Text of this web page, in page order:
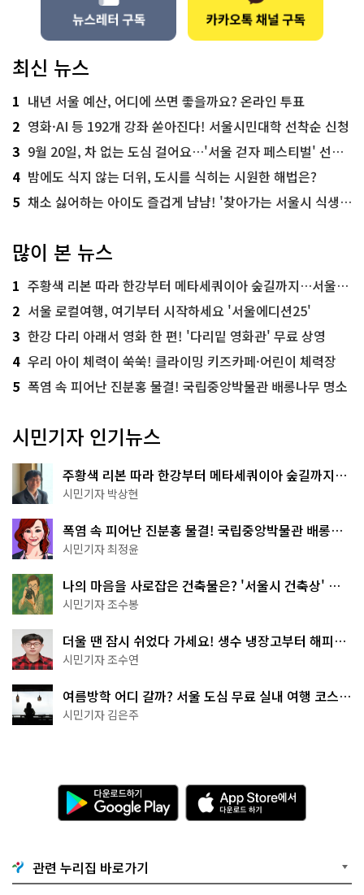
최신 뉴스
1 내년 서울 예산, 어디에 쓰면 좋을까요? 온라인 투표
2 영화·AI 등 192개 강좌 쏟아진다! 서울시민대학 선착순 신청
3 9월 20일, 차 없는 도심 걸어요…'서울 걷자 페스티벌' 선착순 5천명
4 밤에도 식지 않는 더위, 도시를 식히는 시원한 해법은?
5 채소 싫어하는 아이도 즐겁게 냠냠! '찾아가는 서울시 식생활 교육' 현장
많이 본 뉴스
1 주황색 리본 따라 한강부터 메타세쿼이아 숲길까지…서울둘레길 15코스
2 서울 로컬여행, 여기부터 시작하세요 '서울에디션25'
3 한강 다리 아래서 영화 한 편! '다리밑 영화관' 무료 상영
4 우리 아이 체력이 쑥쑥! 클라이밍 키즈카페·어린이 체력장
5 폭염 속 피어난 진분홍 물결! 국립중앙박물관 배롱나무 명소
시민기자 인기뉴스
주황색 리본 따라 한강부터 메타세쿼이아 숲길까지…
서울둘레길 15코스
시민기자 박상현
폭염 속 피어난 진분홍 물결! 국립중앙박물관 배롱나
무 명소
시민기자 최정윤
나의 마음을 사로잡은 건축물은? '서울시 건축상' 수
상작 공개!
시민기자 조수봉
더울 땐 잠시 쉬었다 가세요! 생수 냉장고부터 해피소
·무더위쉼터까지
시민기자 조수연
여름방학 어디 갈까? 서울 도심 무료 실내 여행 코스
추천
시민기자 김은주
다
운
로
기
G
o
A
p
p
e
관련 누리집 바로가기